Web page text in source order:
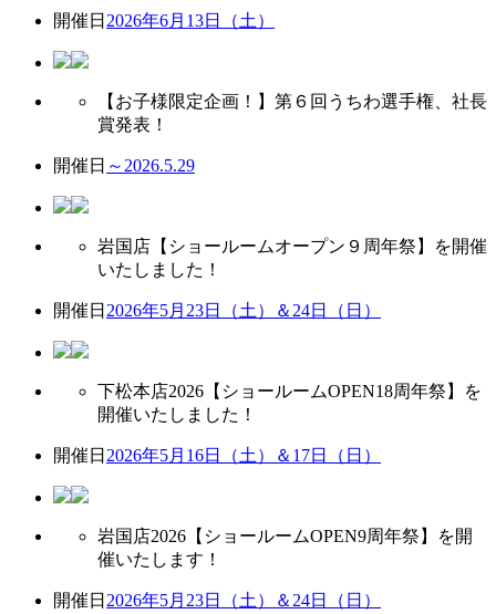
開催日 2026年6月13日（土）
【お子様限定企画！】第６回うちわ選手権、社長
賞発表！
開催日 ～2026.5.29
岩国店【ショールームオープン９周年祭】を開催
いたしました！
開催日 2026年5月23日（土）＆24日（日）
下松本店2026【ショールームOPEN18周年祭】を
開催いたしました！
開催日 2026年5月16日（土）＆17日（日）
岩国店2026【ショールームOPEN9周年祭】を開
催いたします！
開催日 2026年5月23日（土）＆24日（日）